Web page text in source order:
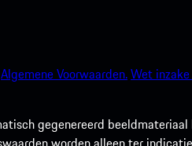
Algemene Voorwaarden.Wet
gegenereerd